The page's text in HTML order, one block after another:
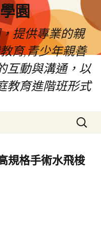
園
提供專業的親
育,青少年親善
互動與溝通，以
教育進階班形式
搜
尋
鍵
字:
規格手術水飛梭